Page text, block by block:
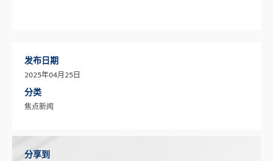
发布日期
2025年04月25日
分类
焦点新闻
分享到